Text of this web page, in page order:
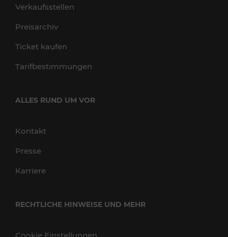
Verkaufsstellen
Preisarchiv
Ticket kaufen
Tarifbestimmungen
ALLES RUND UM VOR
Kontakt
Presse
Karriere
RECHTLICHE HINWEISE UND MEHR